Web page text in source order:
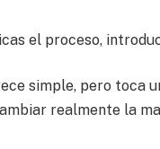
el proceso,
simple, pero toca
realmente la